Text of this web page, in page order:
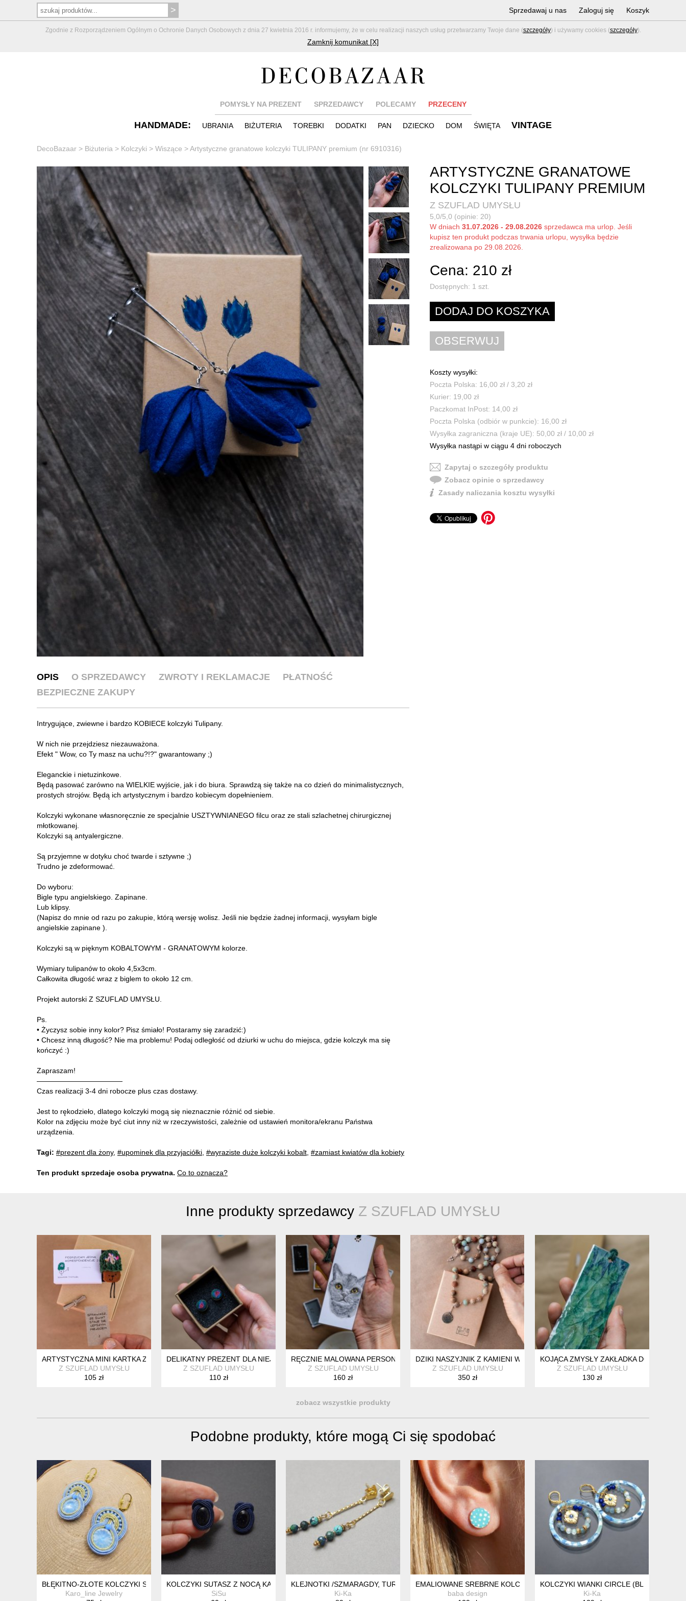
Zgodnie z Rozporządzeniem Ogólnym o Ochronie Danych Osobowych z dnia 27 kwietnia 2016 r. informujemy, że w celu realizacji naszych usług przetwarzamy Twoje dane (szczegóły) i używamy cookies (szczegóły).
Zamknij komunikat [X]
Sprzedawaj u nas Zaloguj się Koszyk
POMYSŁY NA PREZENT SPRZEDAWCY POLECAMY PRZECENY
HANDMADE: UBRANIA BIŻUTERIA TOREBKI DODATKI PAN DZIECKO DOM ŚWIĘTA VINTAGE
DecoBazaar > Biżuteria > Kolczyki > Wiszące >Artystyczne granatowe kolczyki TULIPANY premium (nr 6910316)
ARTYSTYCZNE GRANATOWE
KOLCZYKI TULIPANY PREMIUM
Z SZUFLAD UMYSŁU
5,0/5,0 (opinie: 20)
W dniach 31.07.2026 - 29.08.2026 sprzedawca ma urlop. Jeśli
kupisz ten produkt podczas trwania urlopu, wysyłka będzie
zrealizowana po 29.08.2026.
Cena: 210 zł
Dostępnych: 1 szt.
Koszty wysyłki:
Poczta Polska: 16,00 zł / 3,20 zł
Kurier: 19,00 zł
Paczkomat InPost: 14,00 zł
Poczta Polska (odbiór w punkcie): 16,00 zł
Wysyłka zagraniczna (kraje UE): 50,00 zł / 10,00 zł
Wysyłka nastąpi w ciągu 4 dni roboczych
Zapytaj o szczegóły produktu
Zobacz opinie o sprzedawcy
Zasady naliczania kosztu wysyłki
OPIS O SPRZEDAWCY ZWROTY I REKLAMACJE
PŁATNOŚĆ
BEZPIECZNE ZAKUPY
Intrygujące, zwiewne i bardzo KOBIECE kolczyki Tulipany.
W nich nie przejdziesz niezauważona.
Efekt " Wow, co Ty masz na uchu?!?" gwarantowany ;)
Eleganckie i nietuzinkowe.
Będą pasować zarówno na WIELKIE wyjście, jak i do biura. Sprawdzą się także na co dzień do minimalistycznych,
prostych strojów. Będą ich artystycznym i bardzo kobiecym dopełnieniem.
Kolczyki wykonane własnoręcznie ze specjalnie USZTYWNIANEGO filcu oraz ze stali szlachetnej chirurgicznej
młotkowanej.
Kolczyki są antyalergiczne.
Są przyjemne w dotyku choć twarde i sztywne ;)
Trudno je zdeformować.
Do wyboru:
Bigle typu angielskiego. Zapinane.
Lub klipsy.
(Napisz do mnie od razu po zakupie, którą wersję wolisz. Jeśli nie będzie żadnej informacji, wysyłam bigle
angielskie zapinane ).
Kolczyki są w pięknym KOBALTOWYM - GRANATOWYM kolorze.
Wymiary tulipanów to około 4,5x3cm.
Całkowita długość wraz z biglem to około 12 cm.
Projekt autorski Z SZUFLAD UMYSŁU.
Ps.
• Życzysz sobie inny kolor? Pisz śmiało! Postaramy się zaradzić:)
• Chcesz inną długość? Nie ma problemu! Podaj odległość od dziurki w uchu do miejsca, gdzie kolczyk ma się
kończyć :)
Zapraszam!
————————————
Czas realizacji 3-4 dni robocze plus czas dostawy.
Jest to rękodzieło, dlatego kolczyki mogą się nieznacznie różnić od siebie.
Kolor na zdjęciu może być ciut inny niż w rzeczywistości, zależnie od ustawień monitora/ekranu Państwa
urządzenia.
Tagi: #prezent dla żony, #upominek dla przyjaciółki #wyraziste duże kolczyki kobalt #zamiast kwiatów dla kobiety
Ten produkt sprzedaje osoba prywatna. Co to oznacza?
Inne produkty sprzedawcy Z SZUFLAD UMYSŁU
ARTYSTYCZNA MINI KARTKA Z HUMOREM SŁAWOMIR TYCITULEK. POCIESZAJĄCY PREZENT.
Z SZUFLAD UMYSŁU
105 zł
DELIKATNY PREZENT DLA NIEJ. MAŁE, LEKKIE I KOLOROWE KOLCZYKI SZTYFTY
Z SZUFLAD UMYSŁU
110 zł
RĘCZNIE MALOWANA PERSONALIZOWANA ZAKŁADKA NA PREZENT Z KOTEM
Z SZUFLAD UMYSŁU
160 zł
DZIKI NASZYJNIK Z KAMIENI W GLINIANYCH ODCIENIACH NA LNIANYM
Z SZUFLAD UMYSŁU
350 zł
KOJĄCA ZMYSŁY ZAKŁADKA DO KSIĄŻKI
Z SZUFLAD UMYSŁU
130 zł
zobacz wszystkie produkty
Podobne produkty, które mogą Ci się spodobać
BŁĘKITNO-ZŁOTE KOLCZYKI SUTASZ
Karo_line Jewelry
KOLCZYKI SUTASZ Z NOCĄ KAIRU
SiSu
KLEJNOTKI /SZMARAGDY, TURKUS, CHRYZOKOLA/ 2.11.25/ - KOLCZYKI
Ki-Ka
EMALIOWANE SREBRNE KOLCZYKI KÓŁKA NIEBIESKIE
baba design
KOLCZYKI WIANKI CIRCLE (BLUE MIX)
Ki-Ka